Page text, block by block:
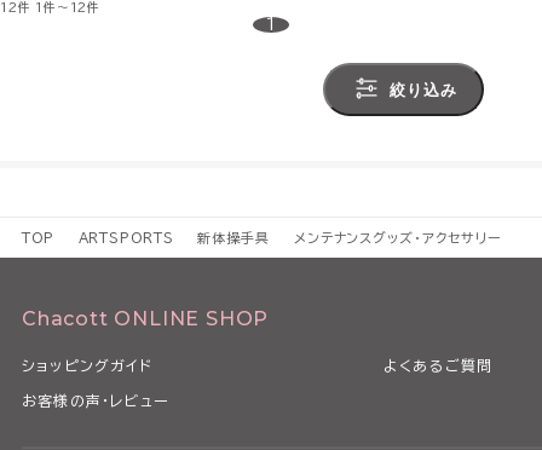
12件 1件～12件
1
絞り込み
TOP ARTSPORTS 新体操手具 メンテナンスグッズ・アクセサリー
Chacott ONLINE SHOP
ショッピングガイド よくあるご質問
お客様の声・レビュー